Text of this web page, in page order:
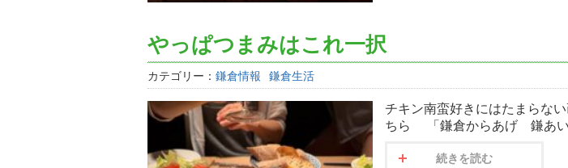
やっぱつまみはこれ一択
カテゴリー： 鎌倉情報 鎌倉生活
チキン南蛮好きにはたまらな
ちら 「鎌倉からあげ 鎌あ
続きを読む